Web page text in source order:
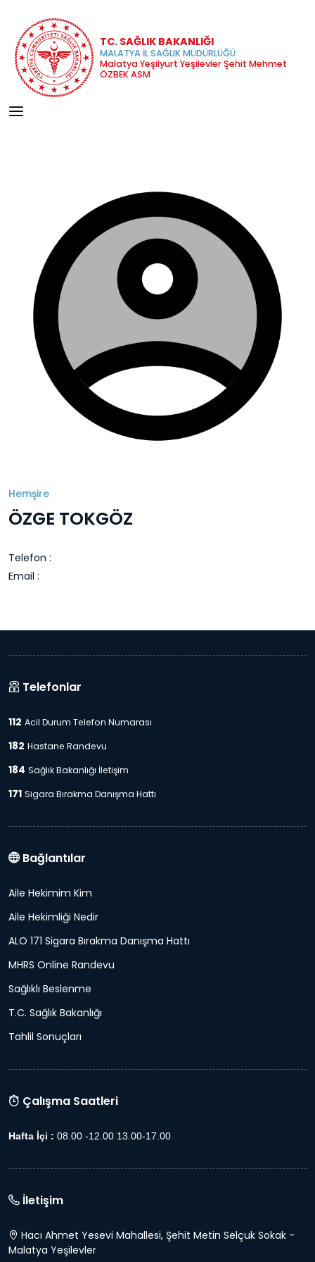
TC. SAĞLIK BAKANLIĞI
MALATYA İL SAĞLIK MÜDÜRLÜĞÜ
Malatya Yeşilyurt Yeşilevler Şehit Mehmet
ÖZBEK ASM
Hemşire
ÖZGE TOKGÖZ
Telefon :
Email :
Telefonlar
112 Acil Durum Telefon Numarası
182 Hastane Randevu
184 Sağlık Bakanlığı İletişim
171 Sigara Bırakma Danışma Hattı
Bağlantılar
Aile Hekimim Kim
Aile Hekimliği Nedir
ALO 171 Sigara Bırakma Danışma Hattı
MHRS Online Randevu
Sağlıklı Beslenme
T.C. Sağlık Bakanlığı
Tahlil Sonuçları
Çalışma Saatleri
Hafta İçi : 08.00 -12.00 13.00-17.00
İletişim
Hacı Ahmet Yesevi Mahallesi, Şehit Metin Selçuk Sokak -
Malatya Yeşilevler